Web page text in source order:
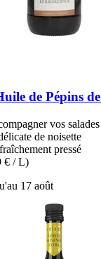
de Pépins
vos salades
de noisette
pressé
€ / L)
17 août